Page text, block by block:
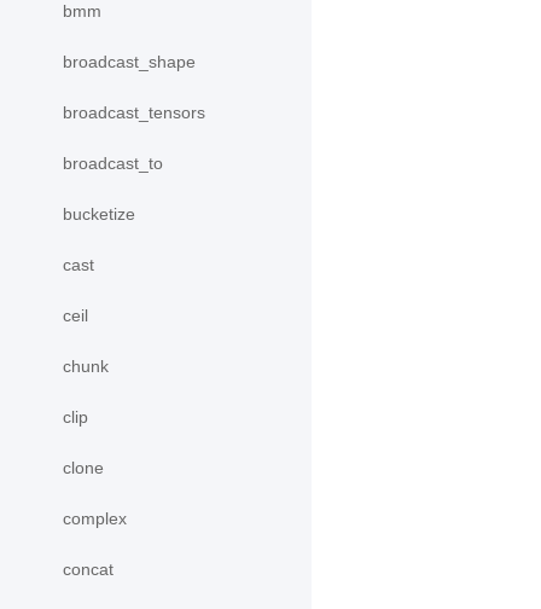
bmm
broadcast_shape
broadcast_tensors
broadcast_to
bucketize
cast
ceil
chunk
clip
clone
complex
concat